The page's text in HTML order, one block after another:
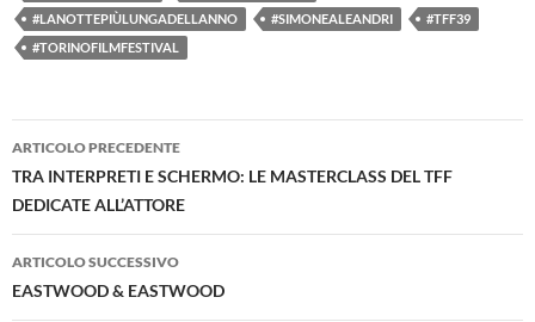
#LANOTTEPIÙLUNGADELLANNO
#SIMONEALEANDRI
#TFF39
#TORINOFILMFESTIVAL
Navigazione
articolo
ARTICOLO PRECEDENTE
TRA INTERPRETI E SCHERMO: LE MASTERCLASS DEL TFF
DEDICATE ALL’ATTORE
ARTICOLO SUCCESSIVO
EASTWOOD & EASTWOOD